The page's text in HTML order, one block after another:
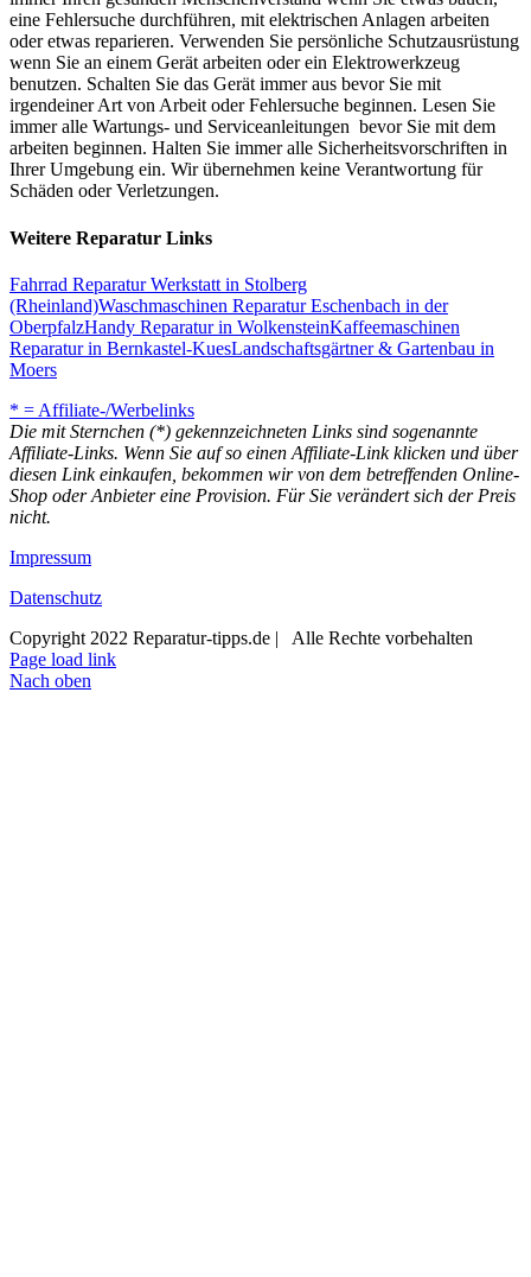
eine Fehlersuche durchführen, mit elektrischen Anlagen arbeiten
oder etwas reparieren. Verwenden Sie persönliche Schutzausrüstung
wenn Sie an einem Gerät arbeiten oder ein Elektrowerkzeug
benutzen. Schalten Sie das Gerät immer aus bevor Sie mit
irgendeiner Art von Arbeit oder Fehlersuche beginnen. Lesen Sie
immer alle Wartungs- und Serviceanleitungen bevor Sie mit dem
arbeiten beginnen. Halten Sie immer alle Sicherheitsvorschriften in
Ihrer Umgebung ein. Wir übernehmen keine Verantwortung für
Schäden oder Verletzungen.
Weitere Reparatur Links
Fahrrad Reparatur Werkstatt in Stolberg
(Rheinland)Waschmaschinen Reparatur Eschenbach in der
OberpfalzHandy Reparatur in WolkensteinKaffeemaschinen
Reparatur in Bernkastel-KuesLandschaftsgärtner & Gartenbau in
Moers
* = Affiliate-/Werbelinks
Die mit Sternchen (*) gekennzeichneten Links sind sogenannte
Affiliate-Links. Wenn Sie auf so einen Affiliate-Link klicken und über
diesen Link einkaufen, bekommen wir von dem betreffenden Online-
Shop oder Anbieter eine Provision. Für Sie verändert sich der Preis
nicht.
Impressum
Datenschutz
Copyright 2022 Reparatur-tipps.de | Alle Rechte vorbehalten
Page load link
Nach oben